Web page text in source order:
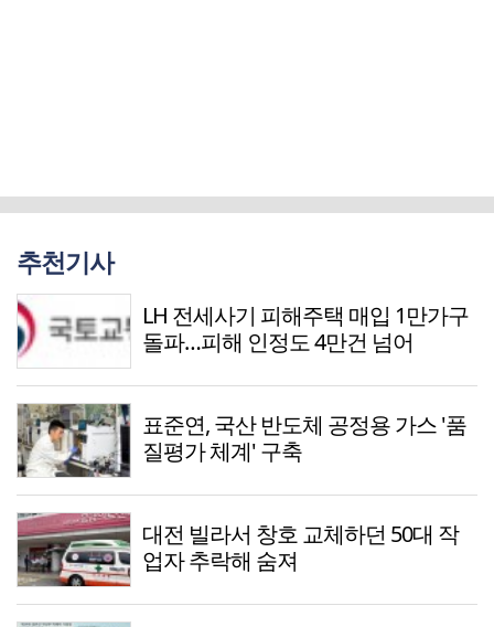
추천기사
LH 전세사기 피해주택 매입 1만가구
돌파…피해 인정도 4만건 넘어
표준연, 국산 반도체 공정용 가스 '품
질평가 체계' 구축
대전 빌라서 창호 교체하던 50대 작
업자 추락해 숨져